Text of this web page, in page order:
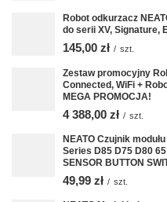
Robot odkurzacz
do serii XV, Signature,
145,00 zł / szt.
Zestaw promocyjny
Connected, WiFi +
MEGA PROMOCJA!
4 388,00 zł / szt.
NEATO Czujnik
Series D85 D75 D80
SENSOR BUTTON
49,99 zł / szt.